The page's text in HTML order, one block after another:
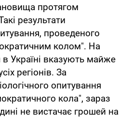
протягом
результати
проведеного
колом". На
Україні вказують майже
регіонів. За
опитування
кола", зараз
не вистачає грошей на